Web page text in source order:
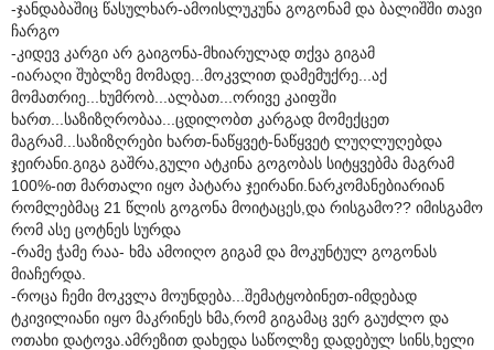
-ჯანდაბაშიც წასულხარ-ამოისლუკუნა გოგონამ და ბალიშში თავი
ჩარგო
-კიდევ კარგი არ გაიგონა-მხიარულად თქვა გიგამ
-იარაღი შუბლზე მომადე...მოკვლით დამემუქრე...აქ
მომათრიე...ხუმრობ...ალბათ...ორივე კაიფში
ხართ...საზიზღრობაა...ცდილობთ კარგად მომექცეთ
მაგრამ...საზიზღრები ხართ-ნაწყვეტ-ნაწყვეტ ლუღლუღებდა
ჯეირანი.გიგა გაშრა,გული ატკინა გოგობას სიტყვებმა მაგრამ
100%-ით მართალი იყო პატარა ჯეირანი.ნარკომანებიარიან
რომლებმაც 21 წლის გოგონა მოიტაცეს,და რისგამო?? იმისგამო
რომ ასე ცოტნეს სურდა
-რამე ჭამე რაა- ხმა ამოიღო გიგამ და მოკუნტულ გოგონას
მიაჩერდა.
-როცა ჩემი მოკვლა მოუნდება...შემატყობინეთ-იმდებად
ტკივილიანი იყო მაკრინეს ხმა,რომ გიგამაც ვერ გაუძლო და
ოთახი დატოვა.ამრეზით დახედა საწოლზე დადებულ სინს,ხელი